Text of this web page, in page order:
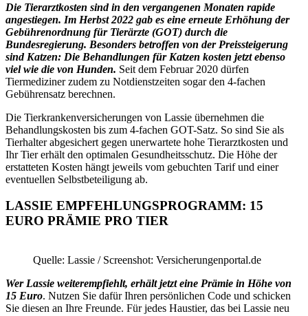
Die Tierarztkosten sind in den vergangenen Monaten rapide
angestiegen. Im Herbst 2022 gab es eine erneute Erhöhung der
Gebührenordnung für Tierärzte (GOT) durch die
Bundesregierung. Besonders betroffen von der Preissteigerung
sind Katzen: Die Behandlungen für Katzen kosten jetzt ebenso
viel wie die von Hunden. Seit dem Februar 2020 dürfen
Tiermediziner zudem zu Notdienstzeiten sogar den 4-fachen
Gebührensatz berechnen.
Die Tierkrankenversicherungen von Lassie übernehmen die
Behandlungskosten bis zum 4-fachen GOT-Satz. So sind Sie als
Tierhalter abgesichert gegen unerwartete hohe Tierarztkosten und
Ihr Tier erhält den optimalen Gesundheitsschutz. Die Höhe der
erstatteten Kosten hängt jeweils vom gebuchten Tarif und einer
eventuellen Selbstbeteiligung ab.
LASSIE EMPFEHLUNGSPROGRAMM: 15
EURO PRÄMIE PRO TIER
Quelle: Lassie / Screenshot: Versicherungenportal.de
Wer Lassie weiterempfiehlt, erhält jetzt eine Prämie in Höhe von
15 Euro. Nutzen Sie dafür Ihren persönlichen Code und schicken
Sie diesen an Ihre Freunde. Für jedes Haustier, das bei Lassie neu